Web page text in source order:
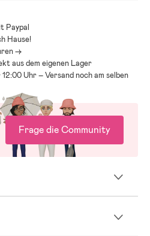
den Überblick zu behalten. Deshalb
Kinderwagenguide, der Dir dabei
der zu Euch und Euren
Paypal
Hause!
->
aus dem eigenen Lager
Uhr – Versand noch am selben
Frage die Community